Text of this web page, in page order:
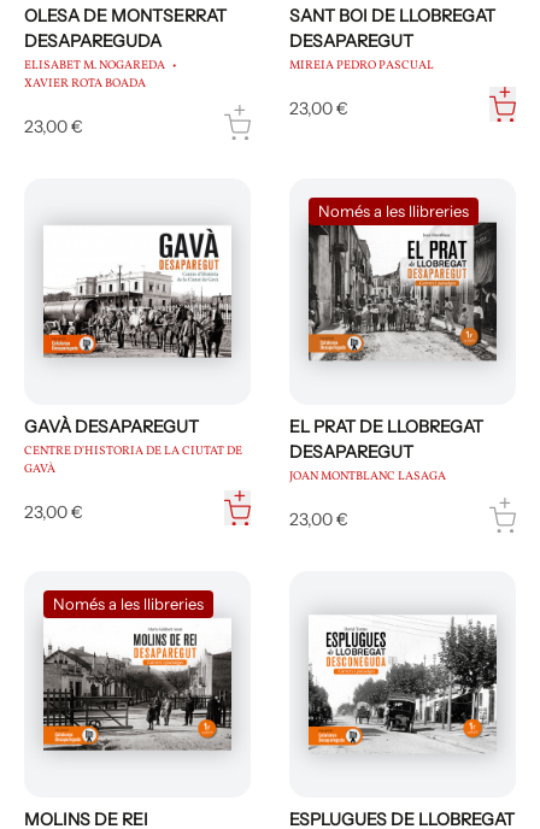
OLESA DE MONTSERRAT
DESAPAREGUDA
ELISABET M. NOGAREDA
XAVIER ROTA BOADA
23,00 €
SANT BOI DE LLOBREGAT
DESAPAREGUT
MIREIA PEDRO PASCUAL
23,00 €
GAVÀ DESAPAREGUT
CENTRE D'HISTORIA DE LA CIUTAT DE
GAVÀ
23,00 €
Només a les llibreries
EL PRAT DE LLOBREGAT
DESAPAREGUT
JOAN MONTBLANC LASAGA
23,00 €
Només a les llibreries
MOLINS DE REI
ESPLUGUES DE LLOBREGAT